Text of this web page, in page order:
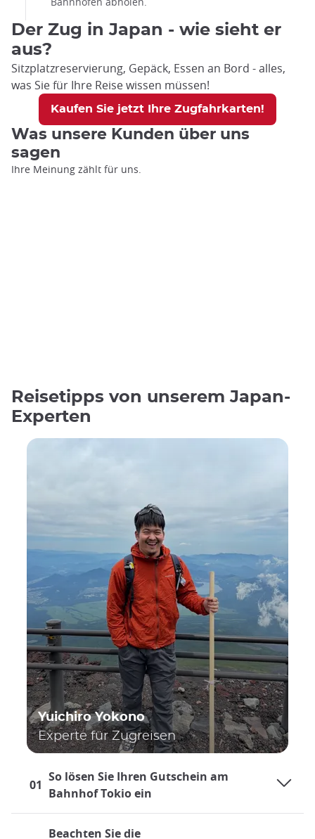
Der Zug in Japan - wie sieht er
aus?
Sitzplatzreservierung, Gepäck, Essen an Bord - alles,
was Sie für Ihre Reise wissen müssen!
Kaufen Sie jetzt Ihre Zugfahrkarten!
Was unsere Kunden über uns
sagen
Ihre Meinung zählt für uns.
Reisetipps von unserem Japan-
Experten
01
So lösen Sie Ihren Gutschein am
Bahnhof Tokio ein
Beachten Sie die
Yuichiro Yokono
Experte für Zugreisen